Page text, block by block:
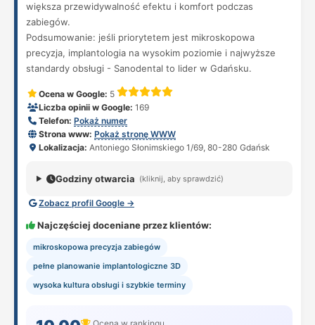
większa przewidywalność efektu i komfort podczas
zabiegów.
Podsumowanie: jeśli priorytetem jest mikroskopowa
precyzja, implantologia na wysokim poziomie i najwyższe
standardy obsługi - Sanodental to lider w Gdańsku.
Ocena w Google: 5
Liczba opinii w Google: 169
Telefon: Pokaż numer
Strona www: Pokaż stronę WWW
Lokalizacja: Antoniego Słonimskiego 1/69, 80-280 Gdańsk
Godziny otwarcia (kliknij, aby sprawdzić)
Zobacz profil Google →
Najczęściej doceniane przez klientów:
mikroskopowa precyzja zabiegów
pełne planowanie implantologiczne 3D
wysoka kultura obsługi i szybkie terminy
Ocena w rankingu